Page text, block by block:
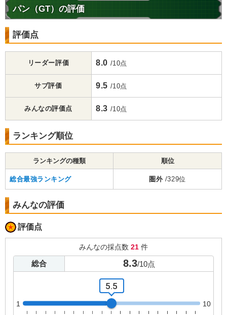
パン（GT）の評価
評価点
リーダー評価 8.0 /10点
サブ評価 9.5 /10点
みんなの評価点 8.3 /10点
ランキング順位
ランキングの種類 順位
総合最強ランキング 圏外 /329位
みんなの評価
評価点
みんなの採点数 21 件
総合 8.3/10点
1
5.5
10